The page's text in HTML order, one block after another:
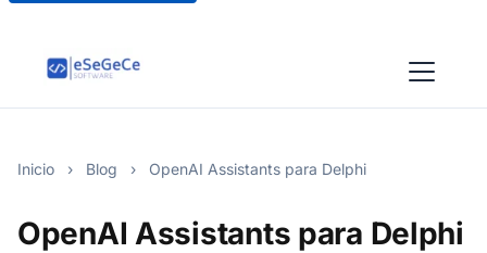
Inicio › Blog › OpenAI Assistants para Delphi
OpenAI Assistants para Delphi